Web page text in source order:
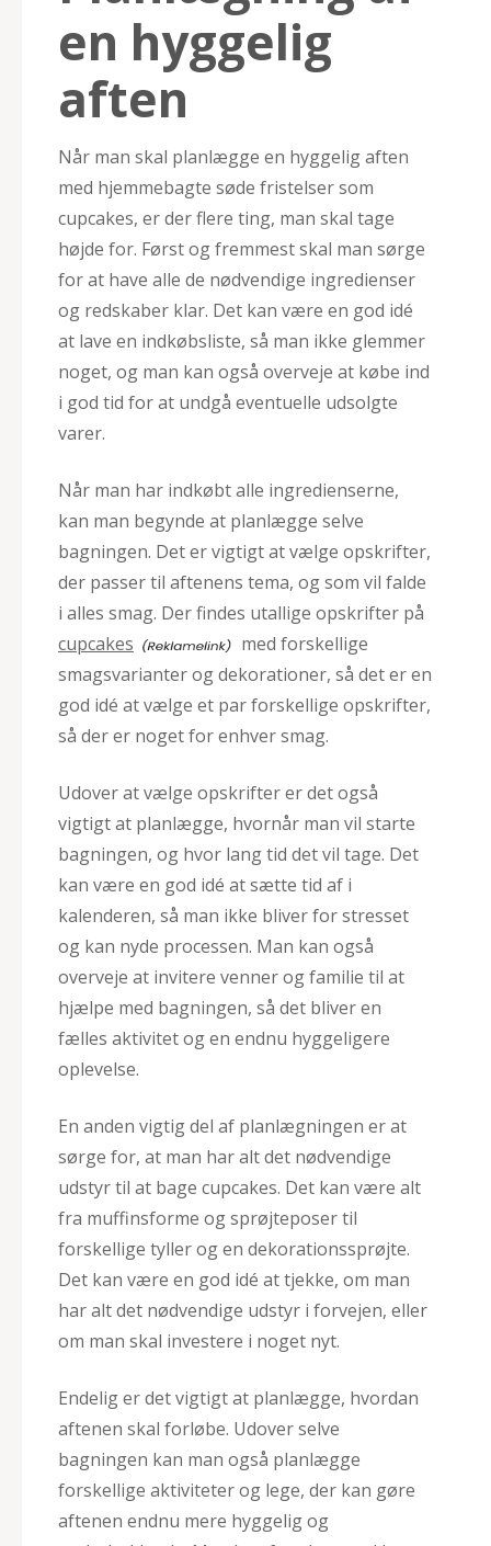
en hyggelig
aften
Når man skal planlægge en hyggelig aften
med hjemmebagte søde fristelser som
cupcakes, er der flere ting, man skal tage
højde for. Først og fremmest skal man sørge
for at have alle de nødvendige ingredienser
og redskaber klar. Det kan være en god idé
at lave en indkøbsliste, så man ikke glemmer
noget, og man kan også overveje at købe ind
i god tid for at undgå eventuelle udsolgte
varer.
Når man har indkøbt alle ingredienserne,
kan man begynde at planlægge selve
bagningen. Det er vigtigt at vælge opskrifter,
der passer til aftenens tema, og som vil falde
i alles smag. Der findes utallige opskrifter på
cupcakes
med forskellige
smagsvarianter og dekorationer, så det er en
god idé at vælge et par forskellige opskrifter,
så der er noget for enhver smag.
Udover at vælge opskrifter er det også
vigtigt at planlægge, hvornår man vil starte
bagningen, og hvor lang tid det vil tage. Det
kan være en god idé at sætte tid af i
kalenderen, så man ikke bliver for stresset
og kan nyde processen. Man kan også
overveje at invitere venner og familie til at
hjælpe med bagningen, så det bliver en
fælles aktivitet og en endnu hyggeligere
oplevelse.
En anden vigtig del af planlægningen er at
sørge for, at man har alt det nødvendige
udstyr til at bage cupcakes. Det kan være alt
fra muffinsforme og sprøjteposer til
forskellige tyller og en dekorationssprøjte.
Det kan være en god idé at tjekke, om man
har alt det nødvendige udstyr i forvejen, eller
om man skal investere i noget nyt.
Endelig er det vigtigt at planlægge, hvordan
aftenen skal forløbe. Udover selve
bagningen kan man også planlægge
forskellige aktiviteter og lege, der kan gøre
aftenen endnu mere hyggelig og